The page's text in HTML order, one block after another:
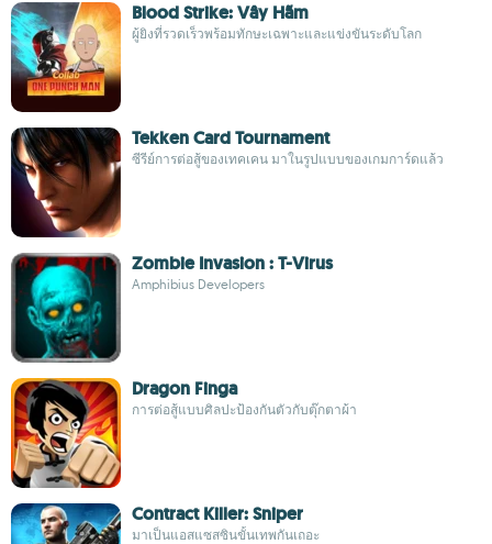
Blood Strike: Vây Hãm
ผู้ยิงที่รวดเร็วพร้อมทักษะเฉพาะและแข่งขันระดับโลก
Tekken Card Tournament
ซีรีย์การต่อสู้ของเทคเคน มาในรูปแบบของเกมการ์ดแล้ว
Zombie Invasion : T-Virus
Amphibius Developers
Dragon Finga
การต่อสู้แบบศิลปะป้องกันตัวกับตุ๊กตาผ้า
Contract Killer: Sniper
มาเป็นแอสแซสซินขั้นเทพกันเถอะ